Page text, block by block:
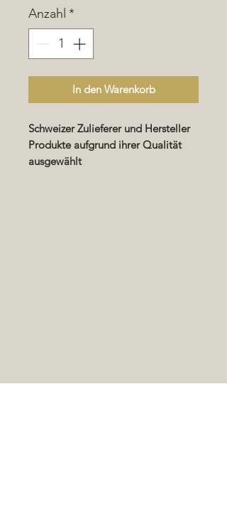
Anzahl *
In den Warenkorb
Schweizer Zulieferer und Hersteller
Produkte aufgrund ihrer Qualität
ausgewählt